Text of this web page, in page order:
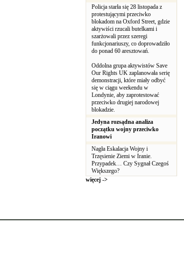
Policja starła się 28 listopada z
protestującymi przeciwko
blokadom na Oxford Street, gdzie
aktywiści rzucali butelkami i
szarżowali przez szeregi
funkcjonariuszy, co doprowadziło
do ponad 60 aresztowań.
Oddolna grupa aktywistów Save
Our Rights UK zaplanowała serię
demonstracji, które miały odbyć
się w ciągu weekendu w
Londynie, aby zaprotestować
przeciwko drugiej narodowej
blokadzie.
Jedyna rozsądna analiza
początku wojny przeciwko
Iranowi
Nagła Eskalacja Wojny i
Trzęsienie Ziemi w Iranie.
Przypadek… Czy Sygnał Czegoś
Większego?
więcej ->